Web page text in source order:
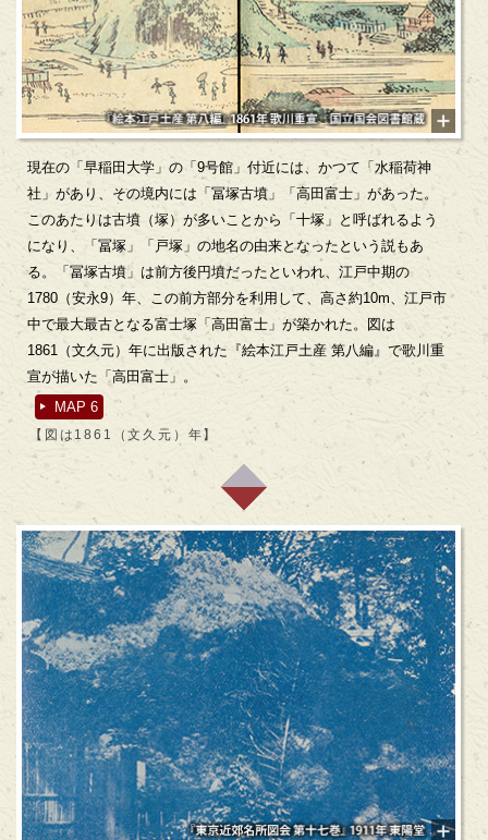
現在の「早稲田大学」の「9号館」付近には、かつて「水稲荷神
社」があり、その境内には「冨塚古墳」「高田富士」があった。
このあたりは古墳（塚）が多いことから「十塚」と呼ばれるよう
になり、「冨塚」「戸塚」の地名の由来となったという説もあ
る。「冨塚古墳」は前方後円墳だったといわれ、江戸中期の
1780（安永9）年、この前方部分を利用して、高さ約10m、江戸市
中で最大最古となる富士塚「高田富士」が築かれた。図は
1861（文久元）年に出版された『絵本江戸土産 第八編』で歌川重
宣が描いた「高田富士」。
MAP 6
【図は1861（文久元）年】